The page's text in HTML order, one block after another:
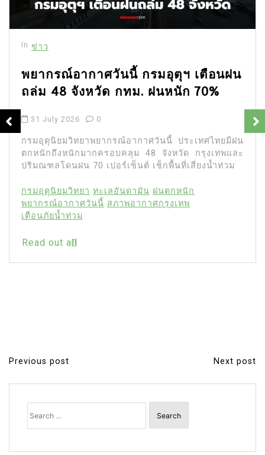
In ข่าว
พยากรณ์อากาศวันนี้ กรมอุตุฯ เตือนฝน
ถล่ม 48 จังหวัด กทม. ฝนหนัก 70%
31 July 2026 0
กรมอุตุนิยมวิทยาพยากรณ์อากาศวันนี้ ประเทศไทยมีฝน
ตกหนักถึงหนักมากครอบคลุม 48 จังหวัด กรุงเทพและ
ปริมณฑลโดนฝน 70 เปอร์เซ็นต์ เช็กพื้นที่เสี่ยงน้ำท่วม
กรมอุตุนิยมวิทยา ทะเลอันดามัน ฝนตกหนัก
พยากรณ์อากาศวันนี้ สภาพอากาศกรุงเทพ
เตือนภัยน้ำท่วม
Read out all
P
o
Previous post Next post
Search
for: